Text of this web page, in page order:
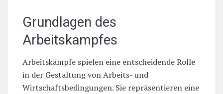
Grundlagen des
Arbeitskampfes
Arbeitskämpfe spielen eine entscheidende Rolle
in der Gestaltung von Arbeits- und
Wirtschaftsbedingungen. Sie repräsentieren eine